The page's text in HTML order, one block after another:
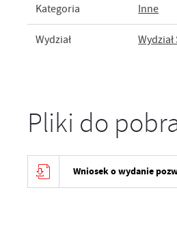
Kategoria Inne
Wydział
Pliki do
Wniosek o wydanie